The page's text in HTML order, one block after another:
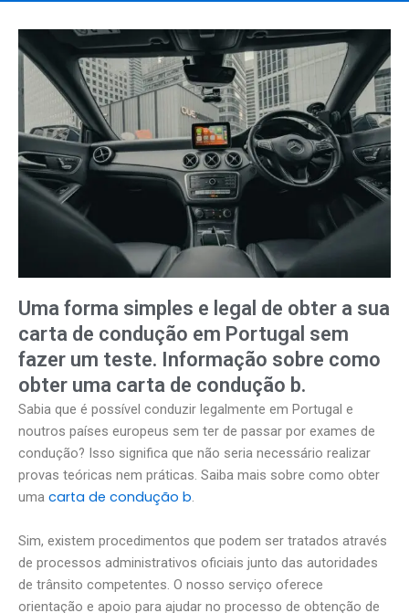
Uma forma simples e legal de obter a sua
carta de condução em Portugal sem
fazer um teste. Informação sobre como
obter uma carta de condução b.
Sabia que é possível conduzir legalmente em Portugal e
noutros países europeus sem ter de passar por exames de
condução? Isso significa que não seria necessário realizar
provas teóricas nem práticas. Saiba mais sobre como obter
uma carta de condução b.
Sim, existem procedimentos que podem ser tratados através
de processos administrativos oficiais junto das autoridades
de trânsito competentes. O nosso serviço oferece
orientação e apoio para ajudar no processo de obtenção de